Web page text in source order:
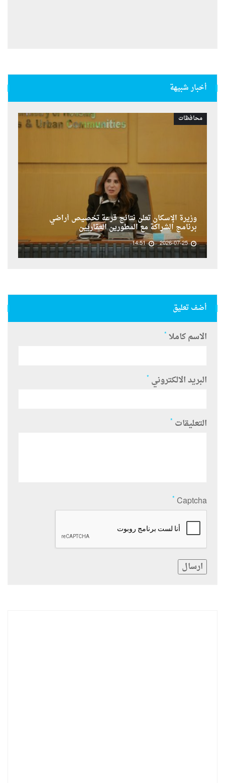
أخبار شبيهة
محافظات
وزيرة الإسكان تعلن نتائج قرعة تخصيص أراضي
برنامج الشراكة مع المطورين العقاريين
2026-07-25
14:51
أضف تعليق
الاسم كاملا *
البريد الالكتروني *
التعليقات *
Captcha
*
ارسال